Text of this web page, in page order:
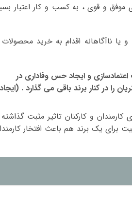
و قوی ، به کسب و کار اعتبار
ناآگاهانه اقدام به خرید
و ایجاد حس وفاداری در
در کنار برند باقی می گذارد . (ایجاد
و کارکنان تاثیر مثبت
برای یک برند هم باعث افتخار